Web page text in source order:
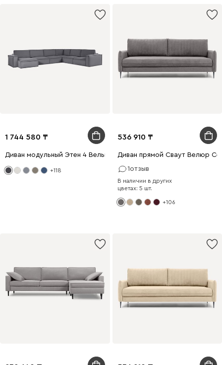
1 744 580
Диван модульный Этен 4 Вельвет Серый
+118
536 910
Диван прямой Сваут Велюр
1отзыв
В наличии в других
цветах: 5 шт.
+106